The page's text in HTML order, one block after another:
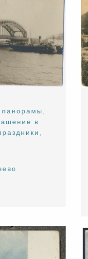
панорамы
в